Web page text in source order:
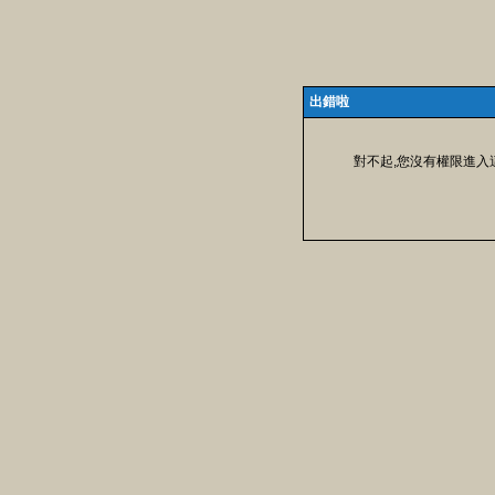
出錯啦
對不起,您沒有權限進入